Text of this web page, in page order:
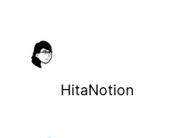
HitaNotion